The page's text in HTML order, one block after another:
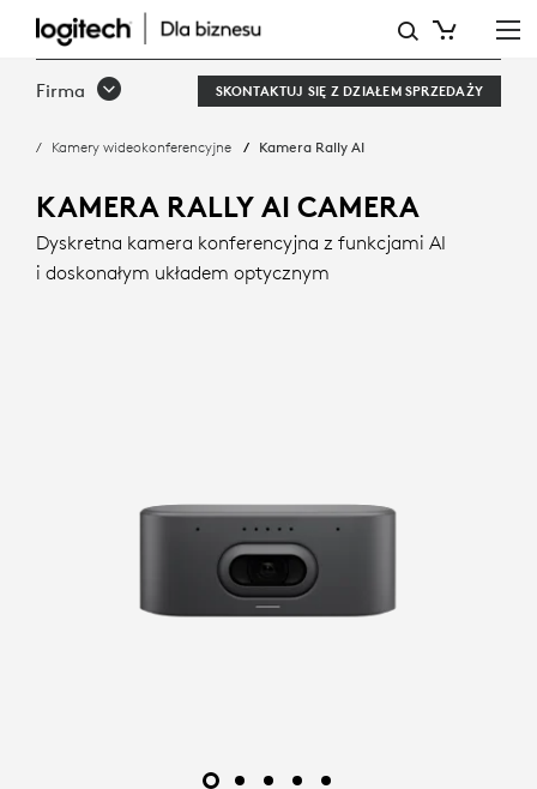
KAMERA
RALLY
INTELIGENTNE
KADROWANIE
I DOSKONAŁY
UKŁAD
Firma SKONTAKTUJ SIĘ Z DZIAŁEM SPRZEDAŻY
Kamery wideokonferencyjne Kamera Rally AI
KAMERA RALLY AI CAMERA
Dyskretna kamera konferencyjna z funkcjami AI
i doskonałym układem optycznym